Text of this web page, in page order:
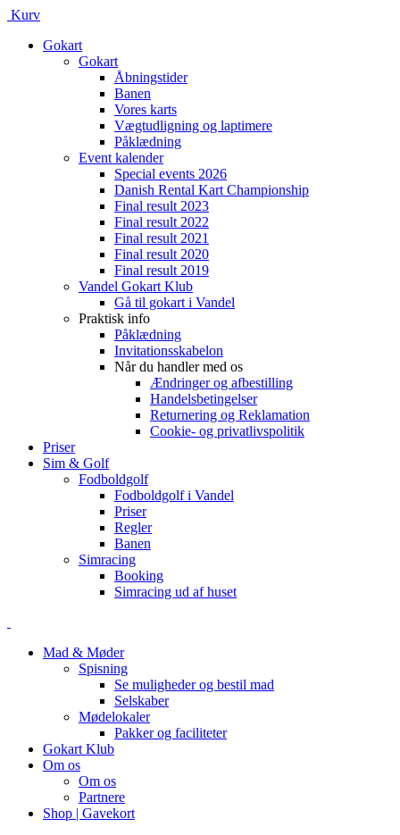
Kurv
Gokart
Gokart
Åbningstider
Banen
Vores karts
Vægtudligning og laptimere
Påklædning
Event kalender
Special events 2026
Danish Rental Kart Championship
Final result 2023
Final result 2022
Final result 2021
Final result 2020
Final result 2019
Vandel Gokart Klub
Gå til gokart i Vandel
Praktisk info
Påklædning
Invitationsskabelon
Når du handler med os
Ændringer og afbestilling
Handelsbetingelser
Returnering og Reklamation
Cookie- og privatlivspolitik
Priser
Sim & Golf
Fodboldgolf
Fodboldgolf i Vandel
Priser
Regler
Banen
Simracing
Booking
Simracing ud af huset
Mad & Møder
Spisning
Se muligheder og bestil mad
Selskaber
Mødelokaler
Pakker og faciliteter
Gokart Klub
Om os
Om os
Partnere
Shop | Gavekort